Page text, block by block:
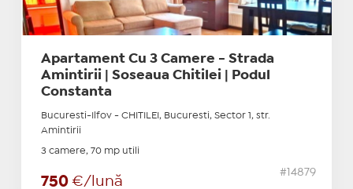
Apartament Cu 3 Camere - Strada
Amintirii | Soseaua Chitilei | Podul
Constanta
Bucuresti-Ilfov - CHITILEI, Bucuresti, Sector 1, str.
Amintirii
3 camere, 70 mp utili
750 €/lună
#14879